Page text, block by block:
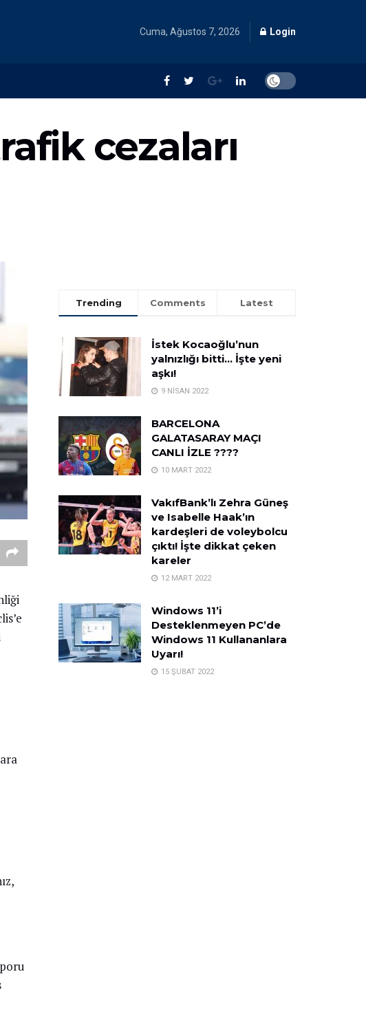
Cuma, Ağustos 7, 2026 Login
cezaları
Trending Comments Latest
İstek Kocaoğlu’nun
yalnızlığı bitti… İşte yeni
aşkı!
9 NISAN 2022
BARCELONA
GALATASARAY MAÇI
CANLI İZLE ????
10 MART 2022
VakıfBank’lı Zehra Güneş
ve Isabelle Haak’ın
kardeşleri de voleybolcu
çıktı! İşte dikkat çeken
kareler
12 MART 2022
Windows 11’i
Desteklenmeyen PC’de
Windows 11 Kullananlara
Uyarı!
15 ŞUBAT 2022